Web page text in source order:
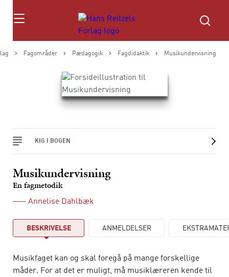
Søg
Fagområder Pædagogik Fagdidaktik Musikundervisning
KIG I BOGEN
Musikundervisning
En fagmetodik
Annelise Dahlbæk
BESKRIVELSE ANMELDELSER
Musikfaget kan og skal foregå på mange forskellige
måder. For at det er muligt, må musiklæreren kende til